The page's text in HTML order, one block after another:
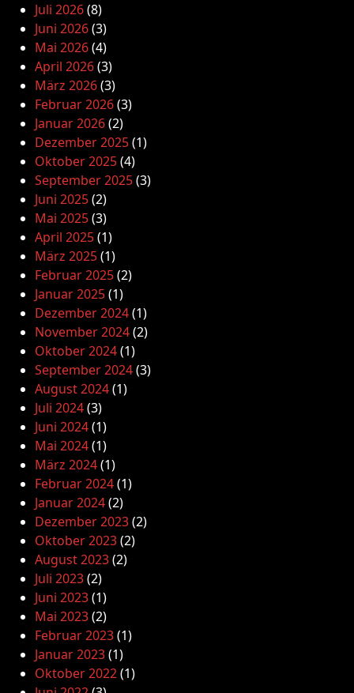
Juli 2026(8)
Juni 2026(3)
Mai 2026(4)
April 2026(3)
März 2026(3)
Februar 2026(3)
Januar 2026(2)
Dezember 2025(1)
Oktober 2025(4)
September 2025(3)
Juni 2025(2)
Mai 2025(3)
April 2025(1)
März 2025(1)
Februar 2025(2)
Januar 2025(1)
Dezember 2024(1)
November 2024(2)
Oktober 2024(1)
September 2024(3)
August 2024(1)
Juli 2024(3)
Juni 2024(1)
Mai 2024(1)
März 2024(1)
Februar 2024(1)
Januar 2024(2)
Dezember 2023(2)
Oktober 2023(2)
August 2023(2)
Juli 2023(2)
Juni 2023(1)
Mai 2023(2)
Februar 2023(1)
Januar 2023(1)
Oktober 2022(1)